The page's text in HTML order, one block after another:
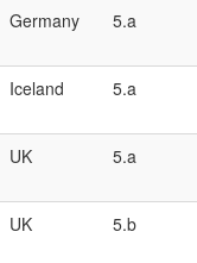
Germany 5.a
Iceland 5.a
UK 5.a
UK 5.b